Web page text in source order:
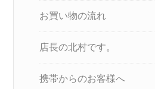
お買い物の流れ
店長の北村です。
携帯からのお客様へ